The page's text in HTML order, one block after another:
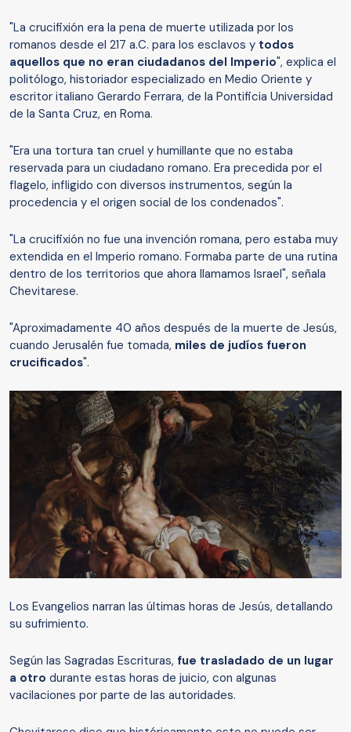
"La crucifixión era la pena de muerte utilizada por los
romanos desde el 217 a.C. para los esclavos y todos
aquellos que no eran ciudadanos del Imperio", explica el
politólogo, historiador especializado en Medio Oriente y
escritor italiano Gerardo Ferrara, de la Pontificia Universidad
de la Santa Cruz, en Roma.
"Era una tortura tan cruel y humillante que no estaba
reservada para un ciudadano romano. Era precedida por el
flagelo, infligido con diversos instrumentos, según la
procedencia y el origen social de los condenados".
"La crucifixión no fue una invención romana, pero estaba muy
extendida en el Imperio romano. Formaba parte de una rutina
dentro de los territorios que ahora llamamos Israel", señala
Chevitarese.
"Aproximadamente 40 años después de la muerte de Jesús,
cuando Jerusalén fue tomada, miles de judíos fueron
crucificados".
Los Evangelios narran las últimas horas de Jesús, detallando
su sufrimiento.
Según las Sagradas Escrituras, fue trasladado de un lugar
a otro durante estas horas de juicio, con algunas
vacilaciones por parte de las autoridades.